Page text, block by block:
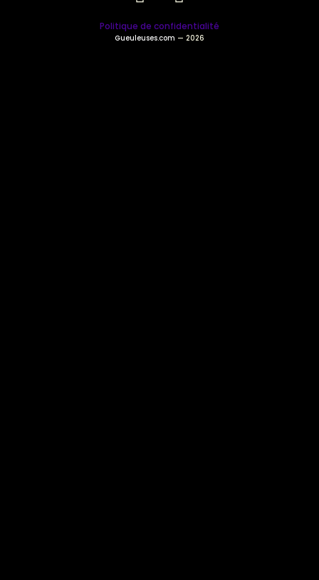
Politique de confidentialité
Gueuleuses.com — 2026